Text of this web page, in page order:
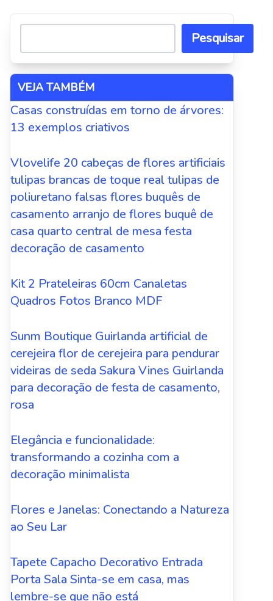
Pesquisar
VEJA TAMBÉM
Casas construídas em torno de árvores:
13 exemplos criativos
Vlovelife 20 cabeças de flores artificiais
tulipas brancas de toque real tulipas de
poliuretano falsas flores buquês de
casamento arranjo de flores buquê de
casa quarto central de mesa festa
decoração de casamento
Kit 2 Prateleiras 60cm Canaletas
Quadros Fotos Branco MDF
Sunm Boutique Guirlanda artificial de
cerejeira flor de cerejeira para pendurar
videiras de seda Sakura Vines Guirlanda
para decoração de festa de casamento,
rosa
Elegância e funcionalidade:
transformando a cozinha com a
decoração minimalista
Flores e Janelas: Conectando a Natureza
ao Seu Lar
Tapete Capacho Decorativo Entrada
Porta Sala Sinta-se em casa, mas
lembre-se que não está